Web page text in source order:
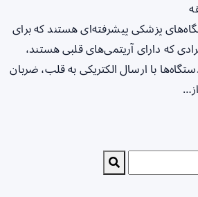
پزشکی پیشرفته‌ای هستند که برای
که دارای آریتمی‌های قلبی هستند،
با ارسال الکتریکی به قلب، ضربان